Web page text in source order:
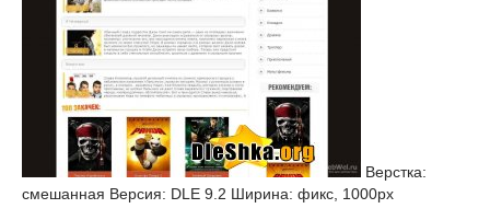
Верстка:
смешанная Версия: DLE 9.2 Ширина: фикс, 1000px